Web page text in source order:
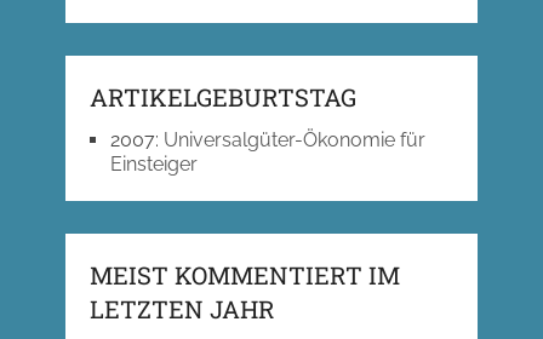
ARTIKELGEBURTSTAG
2007: Universalgüter-Ökonomie für
Einsteiger
MEIST KOMMENTIERT IM
LETZTEN JAHR